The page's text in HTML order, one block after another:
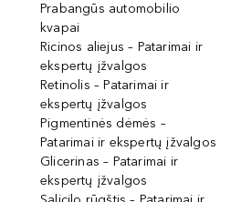
Prabangūs automobilio
kvapai
Ricinos aliejus – Patarimai ir
ekspertų įžvalgos
Retinolis – Patarimai ir
ekspertų įžvalgos
Pigmentinės dėmės –
Patarimai ir ekspertų įžvalgos
Glicerinas – Patarimai ir
ekspertų įžvalgos